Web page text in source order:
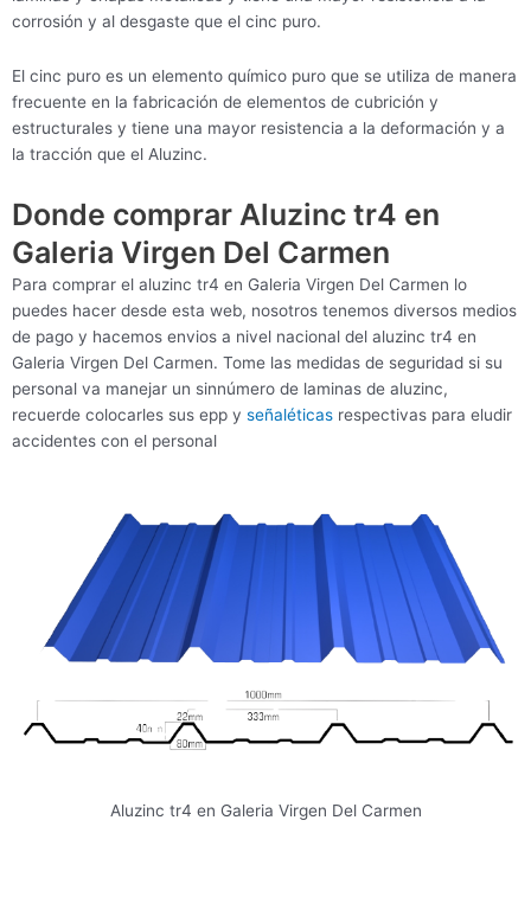
corrosión y al desgaste que el cinc puro.
El cinc puro es un elemento químico puro que se utiliza de manera
frecuente en la fabricación de elementos de cubrición y
estructurales y tiene una mayor resistencia a la deformación y a
la tracción que el Aluzinc.
Donde comprar Aluzinc tr4 en
Galeria Virgen Del Carmen
Para comprar el aluzinc tr4 en Galeria Virgen Del Carmen lo
puedes hacer desde esta web, nosotros tenemos diversos medios
de pago y hacemos envios a nivel nacional del aluzinc tr4 en
Galeria Virgen Del Carmen. Tome las medidas de seguridad si su
personal va manejar un sinnúmero de laminas de aluzinc,
recuerde colocarles sus epp y señaléticas respectivas para eludir
accidentes con el personal
Aluzinc tr4 en Galeria Virgen Del Carmen